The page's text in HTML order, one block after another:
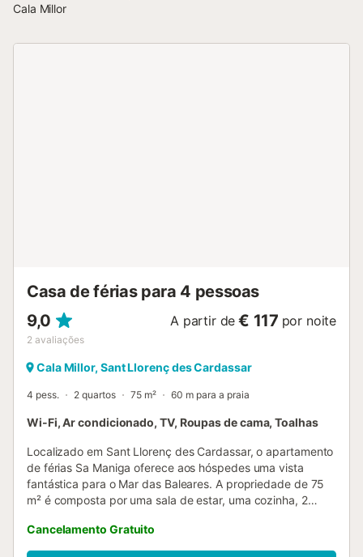
Cala Millor
Casa de férias para 4 pessoas
9,0
2 avaliações
A partir de € 117 por noite
Cala Millor, Sant Llorenç des Cardassar
4 pess. 2 quartos 75 m² 60 m para a praia
Wi-Fi, Ar condicionado, TV, Roupas de cama, Toalhas
Localizado em Sant Llorenç des Cardassar, o apartamento
de férias Sa Maniga oferece aos hóspedes uma vista
fantástica para o Mar das Baleares. A propriedade de 75
m² é composta por uma sala de estar, uma cozinha, 2
pessoas. As comodidades adicionais incluem Wi-Fi, uma
televisão, ar condicionado, uma máquina de lavar roupa,
Cancelamento Gratuito